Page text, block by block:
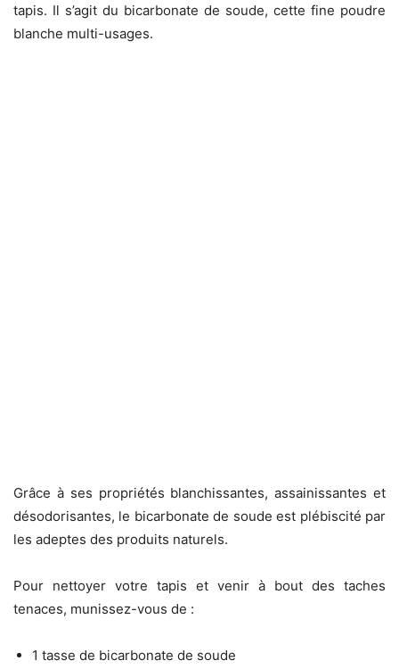
tapis. Il s’agit du bicarbonate de soude, cette fine poudre
blanche multi-usages.
Grâce à ses propriétés blanchissantes, assainissantes et
désodorisantes, le bicarbonate de soude est plébiscité par
les adeptes des produits naturels.
Pour nettoyer votre tapis et venir à bout des taches
tenaces, munissez-vous de :
1 tasse de bicarbonate de soude